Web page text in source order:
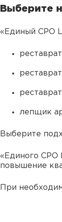
Выберите
«Единый СРО
лепщик
Выберите
«Единого СРО
повышение
При